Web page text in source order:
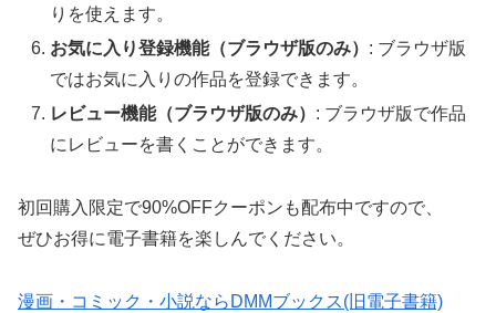
りを使えます。
お気に入り登録機能（ブラウザ版のみ） : ブラウザ版
ではお気に入りの作品を登録できます。
レビュー機能（ブラウザ版のみ） : ブラウザ版で作品
にレビューを書くことができます。
初回購入限定で90%OFFクーポンも配布中ですので、
ぜひお得に電子書籍を楽しんでください。
漫画・コミック・小説ならDMMブックス(旧電子書籍)